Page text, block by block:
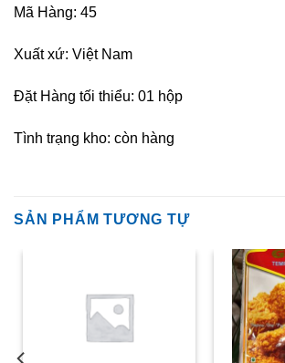
Mã Hàng: 45
Xuất xứ: Việt Nam
Đặt Hàng tối thiểu: 01 hộp
Tình trạng kho: còn hàng
SẢN PHẨM TƯƠNG TỰ